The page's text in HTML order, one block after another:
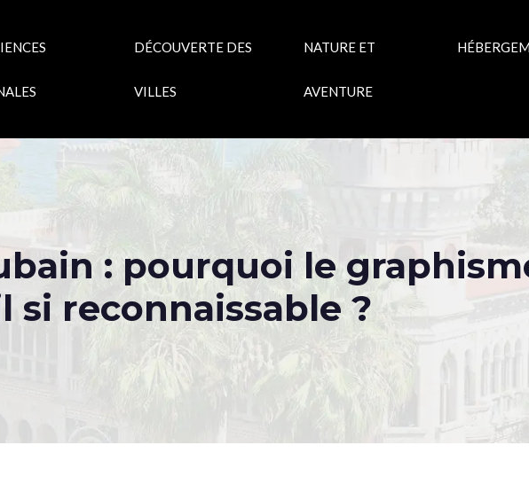
DÉCOUVERTE DES
VILLES
NATURE ET
AVENTURE
: pourquoi le
si reconnaissable ?